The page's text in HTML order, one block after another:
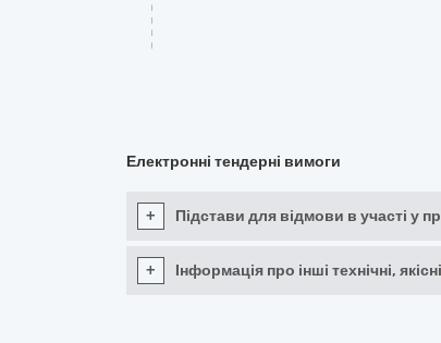
Електронні тендерні вимоги
+ Підстави для відмови в участі у
+ Інформація про інші технічні,